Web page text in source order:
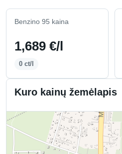
Benzino 95 kaina
1,689 €/l
0 ct/l
Kuro kainų žemėlapis